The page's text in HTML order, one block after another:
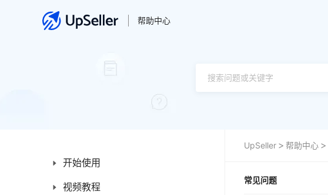
帮助中心
开始使用
新手入门指南
视频教程
UpSeller 帮助中心
常见问题